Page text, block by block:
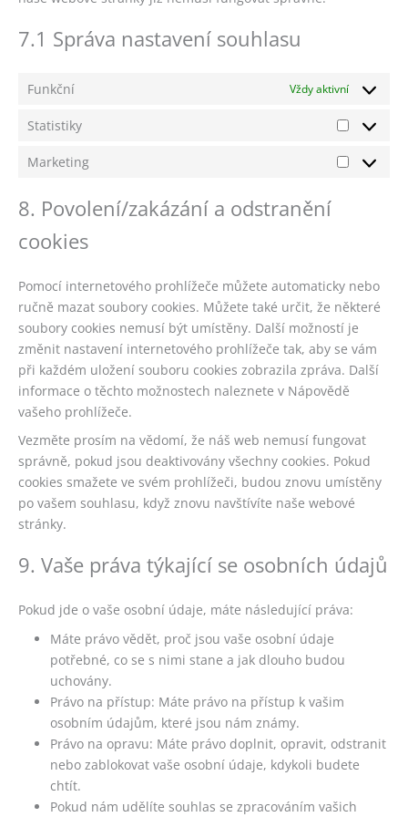
7.1 Správa nastavení souhlasu
Funkční Vždy aktivní
Statistiky
Statistiky
Marketing
8. Povolení/zakázání a odstranění
cookies
Pomocí internetového prohlížeče můžete automaticky nebo
ručně mazat soubory cookies. Můžete také určit, že některé
soubory cookies nemusí být umístěny. Další možností je
změnit nastavení internetového prohlížeče tak, aby se vám
při každém uložení souboru cookies zobrazila zpráva. Další
informace o těchto možnostech naleznete v Nápovědě
vašeho prohlížeče.
Vezměte prosím na vědomí, že náš web nemusí fungovat
správně, pokud jsou deaktivovány všechny cookies. Pokud
cookies smažete ve svém prohlížeči, budou znovu umístěny
po vašem souhlasu, když znovu navštívíte naše webové
stránky.
9. Vaše práva týkající se osobních údajů
Pokud jde o vaše osobní údaje, máte následující práva:
Máte právo vědět, proč jsou vaše osobní údaje
potřebné, co se s nimi stane a jak dlouho budou
uchovány.
Právo na přístup: Máte právo na přístup k vašim
osobním údajům, které jsou nám známy.
Právo na opravu: Máte právo doplnit, opravit, odstranit
nebo zablokovat vaše osobní údaje, kdykoli budete
chtít.
Pokud nám udělíte souhlas se zpracováním vašich